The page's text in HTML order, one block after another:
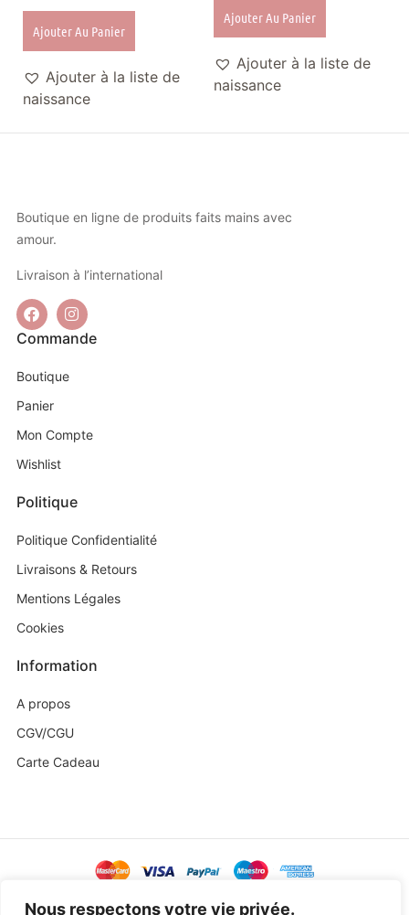
Nous respectons votre vie privée.
Ajouter Au Panier
Ajouter à la liste de
naissance
Ajouter Au Panier
Ajouter à la liste de
naissance
Boutique en ligne de produits faits mains avec
amour.
Livraison à l’international
Commande
Boutique
Panier
Mon Compte
Wishlist
Politique
Politique Confidentialité
Livraisons & Retours
Mentions Légales
Cookies
Information
A propos
CGV/CGU
Carte Cadeau
@ Copyright 2023 Baby Sweetness byAgence Exoa